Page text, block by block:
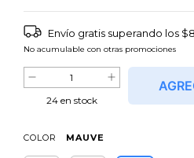
Envío gratis superando los
No acumulable con otras promociones
24en stock
COLOR MAUVE